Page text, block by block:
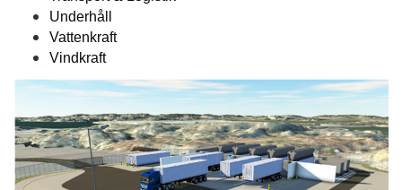
Underhåll
Vattenkraft
Vindkraft